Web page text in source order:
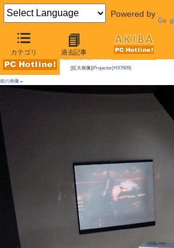
Powered by
カテゴリ 過去記事
AKIBA PC Hotline!
[拡大画像]iProjector(HX7609)
前の画像←